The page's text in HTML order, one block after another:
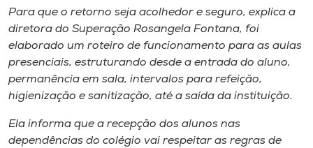
Selecione
o idioma
A+
Para que o retorno seja acolhedor e seguro, explica a
diretora do Superação Rosangela Fontana, foi
elaborado um roteiro de funcionamento para as aulas
presenciais, estruturando desde a entrada do aluno,
permanência em sala, intervalos para refeição,
higienização e sanitização, até a saída da instituição.
Ela informa que a recepção dos alunos nas
dependências do colégio vai respeitar as regras de